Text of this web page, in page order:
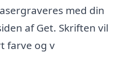
med din
af Get. Skriften vil
farve og v